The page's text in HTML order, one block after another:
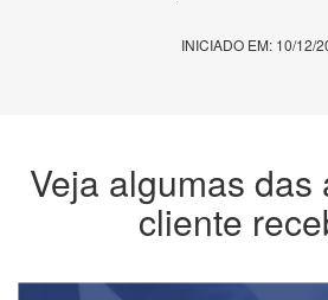
INICIADO EM: 10/12/
Veja algumas das
cliente